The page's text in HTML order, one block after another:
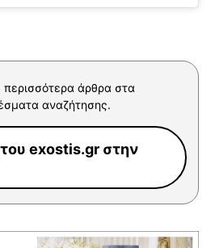
άρθρα στα
αναζήτησης.
exostis.gr στην